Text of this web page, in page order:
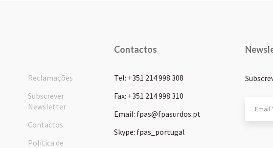
Reclamações
Subscrever
Newsletter
Contactos
Política de
Contactos
Tel: +351 214 998 308
Fax: +351 214 998 310
Email: fpas@fpasurdos.pt
Skype: fpas_portugal